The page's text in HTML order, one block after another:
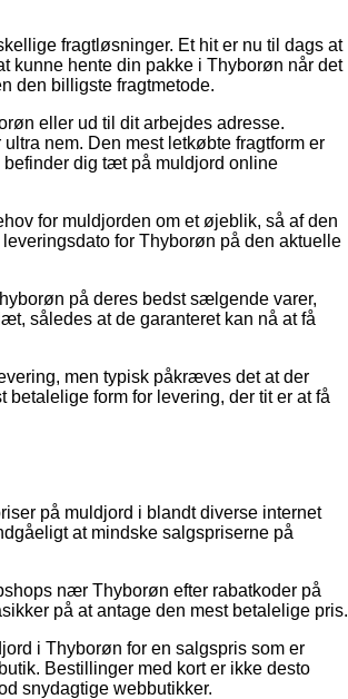
fragtløsninger. Et hit er nu til dags at
kunne hente din pakke i Thyborøn når det
den billigste fragtmetode.
eller ud til dit arbejdes adresse.
nem. Den mest letkøbte fragtform er
befinder dig tæt på muldjord online
for muldjorden om et øjeblik, så af den
for Thyborøn på den aktuelle
på deres bedst sælgende varer,
således at de garanteret kan nå at få
men typisk påkræves det at der
form for levering, der tit er at få
på muldjord i blandt diverse internet
at mindske salgspriserne på
nær Thyborøn efter rabatkoder på
på at antage den mest betalelige pris.
i Thyborøn for en salgspris som er
Bestillinger med kort er ikke desto
snydagtige webbutikker.